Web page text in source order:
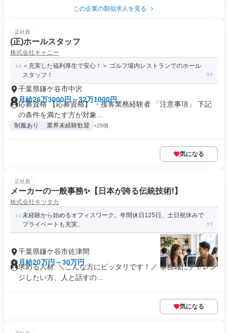
この企業の類似求人を見る
正社員
(正)ホールスタッフ
株式会社キャニー
＜充実した福利厚生で安心！＞ ゴルフ場内レストランでのホール
スタッフ！
千葉県鎌ケ谷市中沢
月給26万3000円～32万1000円
応募資格 【応募資格】 ・接客業務経験者 「注意事項」 下記
の条件を満たす方が対象...
制服あり 業界未経験歓迎 +29個
気になる
正社員
メーカーの一般事務✨️【日本が誇る伝統技術!】
株式会社キツタカ
未経験から始めるオフィスワーク。年間休日125日、土日祝休みで
プライベートも充実。
千葉県鎌ケ谷市佐津間
月給20万円～30万円
求める人材: ＼こんな方にピッタリです！／ 事務職にチャレン
ジしたい方、人と話すの...
気になる